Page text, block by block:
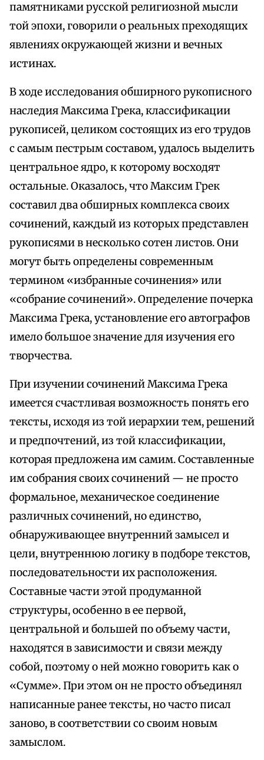
памятниками русской религиозной мысли
той эпохи, говорили о реальных преходящих
явлениях окружающей жизни и вечных
истинах.
В ходе исследования обширного рукописного
наследия Максима Грека, классификации
рукописей, целиком состоящих из его трудов
с самым пестрым составом, удалось выделить
центральное ядро, к которому восходят
остальные. Оказалось, что Максим Грек
составил два обширных комплекса своих
сочинений, каждый из которых представлен
рукописями в несколько сотен листов. Они
могут быть определены современным
термином «избранные сочинения» или
«собрание сочинений». Определение почерка
Максима Грека, установление его автографов
имело большое значение для изучения его
творчества.
При изучении сочинений Максима Грека
имеется счастливая возможность понять его
тексты, исходя из той иерархии тем, решений
и предпочтений, из той классификации,
которая предложена им самим. Составленные
им собрания своих сочинений — не просто
формальное, механическое соединение
различных сочинений, но единство,
обнаруживающее внутренний замысел и
цели, внутреннюю логику в подборе текстов,
последовательности их расположения.
Составные части этой продуманной
структуры, особенно в ее первой,
центральной и большей по объему части,
находятся в зависимости и связи между
собой, поэтому о ней можно говорить как о
«Сумме». При этом он не просто объединял
написанные ранее тексты, но часто писал
заново, в соответствии со своим новым
замыслом.